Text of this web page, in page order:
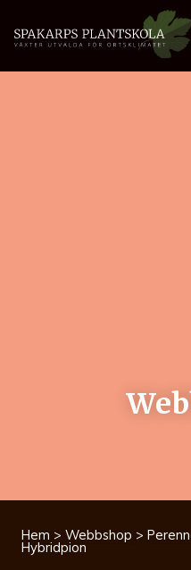
Hem > Webbshop >
Hybridpion